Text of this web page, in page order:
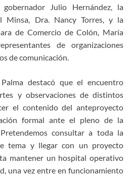
gobernador Julio Hernández, la
Minsa, Dra. Nancy Torres, y la
de Comercio de Colón, María
de organizaciones
de comunicación.
destacó que el encuentro
y observaciones de distintos
el contenido del anteproyecto
formal ante el pleno de la
consultar a toda la
tema y llegar con un proyecto
mantener un hospital operativo
una vez entre en funcionamiento